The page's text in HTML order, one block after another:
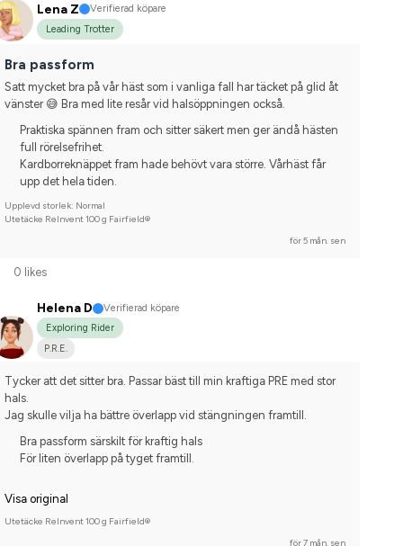
Lena Z
Verifierad köpare
Leading Trotter
Bra passform
Satt mycket bra på vår häst som i vanliga fall har täcket på glid åt
vänster 😅 Bra med lite resår vid halsöppningen också.
Praktiska spännen fram och sitter säkert men ger ändå hästen
full rörelsefrihet.
Kardborreknäppet fram hade behövt vara större. Vårhäst får
upp det hela tiden.
Upplevd storlek: Normal
Utetäcke ReInvent 100 g Fairfield®
för 5 mån. sen
0 likes
Helena D
Verifierad köpare
Exploring Rider
P.R.E.
Tycker att det sitter bra. Passar bäst till min kraftiga PRE med stor
hals.
Jag skulle vilja ha bättre överlapp vid stängningen framtill.
Bra passform särskilt för kraftig hals
För liten överlapp på tyget framtill.
Visa original
Utetäcke ReInvent 100 g Fairfield®
för 7 mån. sen